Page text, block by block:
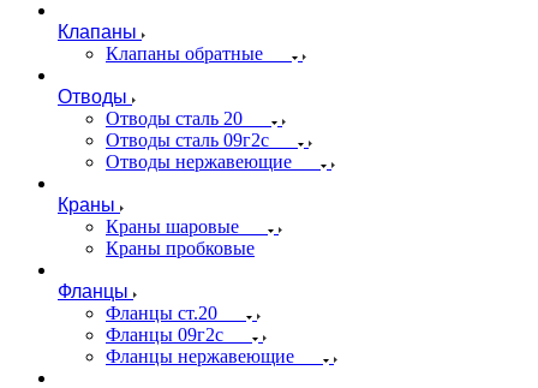
Клапаны
Клапаны обратные
Отводы
Отводы сталь 20
Отводы сталь 09г2с
Отводы нержавеющие
Краны
Краны шаровые
Краны пробковые
Фланцы
Фланцы ст.20
Фланцы 09г2с
Фланцы нержавеющие